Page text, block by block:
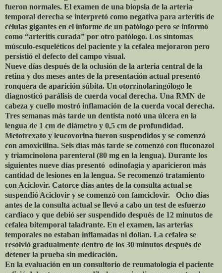
fueron normales. El examen de una biopsia de la arteria
temporal derecha se interpretó como negativa para arteritis de
células gigantes en el informe de un patólogo pero se informó
como “arteritis curada” por otro patólogo. Los síntomas
músculo-esqueléticos del paciente y la cefalea mejoraron pero
persistió el defecto del campo visual.
Nueve días después de la oclusión de la arteria central de la
retina y dos meses antes de la presentación actual presentó
ronquera de aparición súbita. Un otorrinolaringólogo le
diagnosticó parálisis de cuerda vocal derecha. Una RMN de
cabeza y cuello mostró inflamación de la cuerda vocal derecha.
Tres semanas más tarde un dentista notó una úlcera en la
lengua de 1 cm de diámetro y 0,5 cm de profundidad.
Metotrexato y leucovorina fueron suspendidos y se comenzó
con amoxicilina. Seis días más tarde se comenzó con fluconazol
y triamcinolona parenteral (80 mg en la lengua). Durante los
siguientes nueve días presentó odinofagia y aparicieron más
cantidad de lesiones en la lengua. Se recomenzó tratamiento
con Aciclovir. Catorce días antes de la consulta actual se
suspendió Aciclovir y se comenzó con famciclovir. Ocho días
antes de la consulta actual se llevó a cabo un test de esfuerzo
cardiaco y que debió ser suspendido después de 12 minutos de
cefalea bitemporal taladrante. En el examen, las arterias
temporales no estaban inflamadas ni dolían. La cefalea se
resolvió gradualmente dentro de los 30 minutos después de
detener la prueba sin medicación.
En la evaluación en un consultorio de reumatología el paciente